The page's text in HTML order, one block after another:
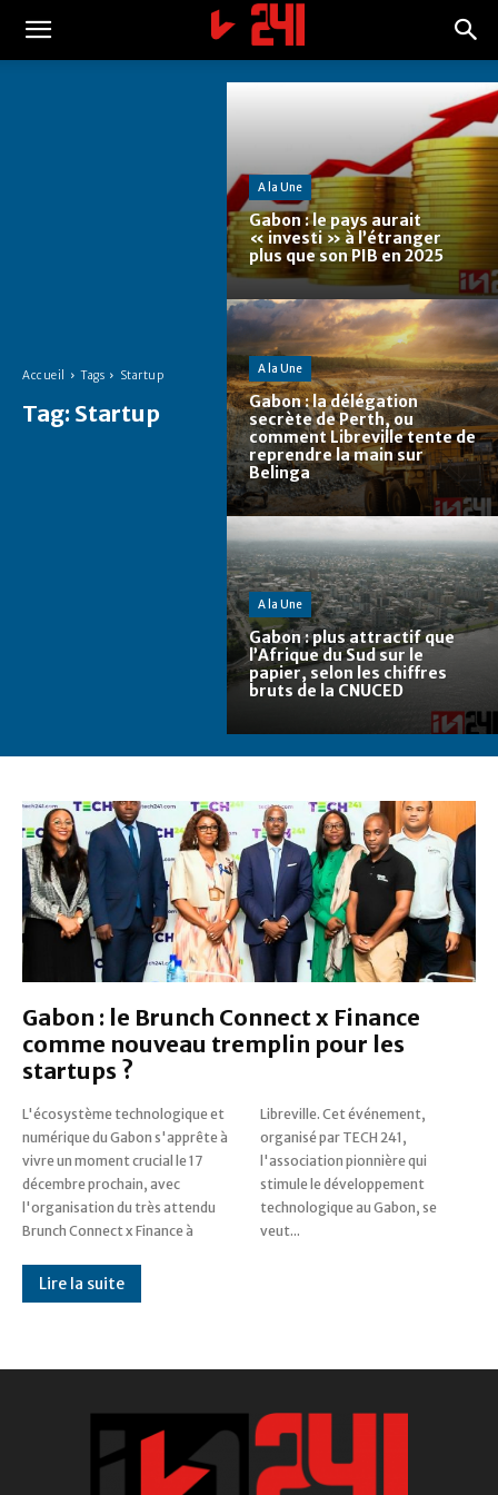
Accueil Tags Startup
Tag: Startup
A la Une
Gabon : le pays aurait
« investi » à l’étranger
plus que son PIB en 2025
A la Une
Gabon : la délégation
secrète de Perth, ou
comment Libreville tente de
reprendre la main sur
Belinga
A la Une
Gabon : plus attractif que
l’Afrique du Sud sur le
papier, selon les chiffres
bruts de la CNUCED
Gabon : le Brunch Connect x Finance
comme nouveau tremplin pour les
startups ?
L'écosystème technologique et
numérique du Gabon s'apprête à
vivre un moment crucial le 17
décembre prochain, avec
l'organisation du très attendu
Brunch Connect x Finance à
Libreville. Cet événement,
organisé par TECH 241,
l'association pionnière qui
stimule le développement
technologique au Gabon, se
veut...
Lire la suite